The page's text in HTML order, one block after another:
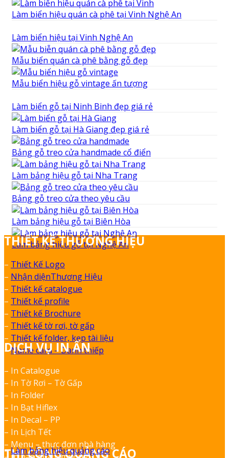
Làm biển hiệu quán cà phê tại Vinh Nghệ An
Làm biển hiệu tại Vinh Nghệ An
Mẫu biển quán cà phê bằng gỗ đẹp
Mẫu biển hiệu gỗ vintage ấn tượng
Làm biển gỗ tại Ninh Binh đẹp giá rẻ
Làm biển gỗ tại Hà Giang đẹp giá rẻ
Bảng gỗ treo cửa handmade cổ điển
Làm bảng hiệu gỗ tại Nha Trang
Bảng gỗ treo cửa theo yêu cầu
Làm bảng hiệu gỗ tại Biên Hòa
Làm bảng hiệu gỗ tại Nghệ An
THIẾT KẾ THƯƠNG HIỆU
– Thiết Kế Logo
– Nhận diệnThương Hiệu
– Thiết kế catalogue
– Thiết kế profile
– Thiết kế Brochure
– Thiết kế tờ rơi, tờ gấp
– Thiết kế folder, kẹp tài liệu
–Name card – Danh thiếp
DỊCH VỤ IN ẤN
– In Catalogue
– In Tờ Rơi – Tờ Gấp
– In Folder
– In Bạt Hiflex
– In Decal – PP
– In Lịch Tết
– Menu – thực đơn nhà hàng
THI CÔNG QUẢNG CÁO
–Làm bảng hiệu quảng cáo